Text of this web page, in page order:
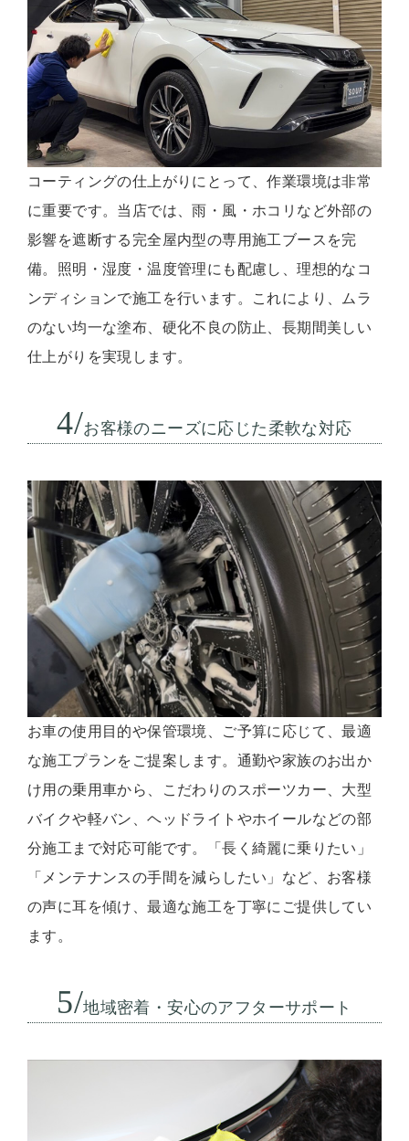
コーティングの仕上がりにとって、作業環境は非常
に重要です。当店では、雨・風・ホコリなど外部の
影響を遮断する完全屋内型の専用施工ブースを完
備。照明・湿度・温度管理にも配慮し、理想的なコ
ンディションで施工を行います。これにより、ムラ
のない均一な塗布、硬化不良の防止、長期間美しい
仕上がりを実現します。
4/お客様のニーズに応じた柔軟な対応
お車の使用目的や保管環境、ご予算に応じて、最適
な施工プランをご提案します。通勤や家族のお出か
け用の乗用車から、こだわりのスポーツカー、大型
バイクや軽バン、ヘッドライトやホイールなどの部
分施工まで対応可能です。「長く綺麗に乗りたい」
「メンテナンスの手間を減らしたい」など、お客様
の声に耳を傾け、最適な施工を丁寧にご提供してい
ます。
5/地域密着・安心のアフターサポート